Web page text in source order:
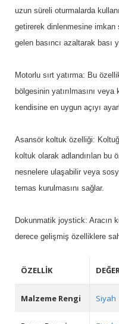
uzun süreli oturmalarda
getirerek dinlenmesine imkan
gelen basıncı azaltarak bası
Motorlu sırt yatırma: Bu
bölgesinin yatırılmasını
kendisine en uygun açıyı
Asansör koltuk özelliği:
koltuk olarak adlandırılan bu
nesnelere ulaşabilir veya
temas kurulmasını sağlar.
Dokunmatik joystick: Aracın
derece gelişmiş özelliklere
ÖZELLIK
Malzeme Rengi Siyah